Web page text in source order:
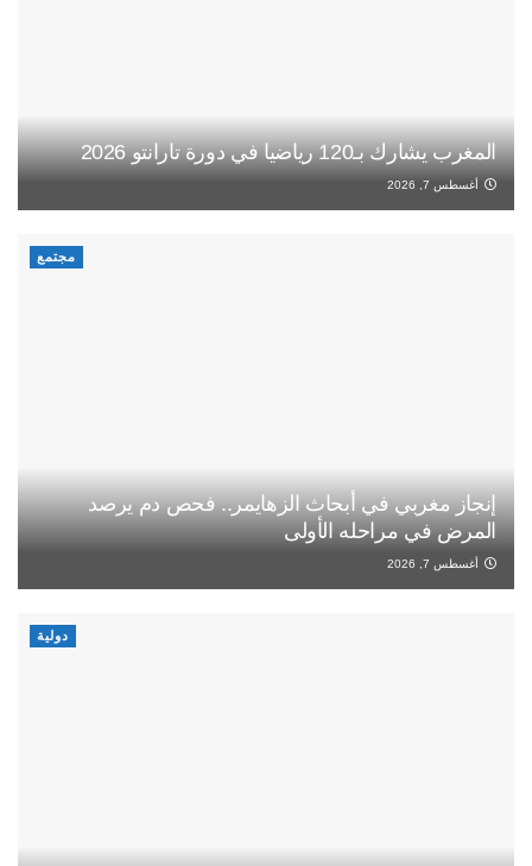
المغرب يشارك بـ120 رياضيا في دورة تارانتو 2026
أغسطس 7, 2026
مجتمع
إنجاز مغربي في أبحاث الزهايمر.. فحص دم يرصد
المرض في مراحله الأولى
أغسطس 7, 2026
دولية